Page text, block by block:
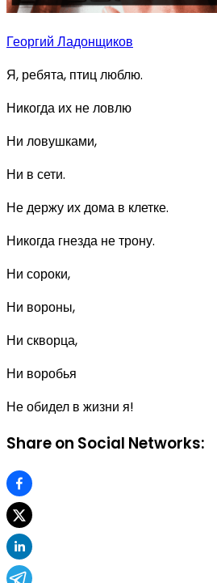
Георгий Ладонщиков
Я, ребята, птиц люблю.
Никогда их не ловлю
Ни ловушками,
Ни в сети.
Не держу их дома в клетке.
Никогда гнезда не трону.
Ни сороки,
Ни вороны,
Ни скворца,
Ни воробья
Не обидел в жизни я!
Share on Social Networks: